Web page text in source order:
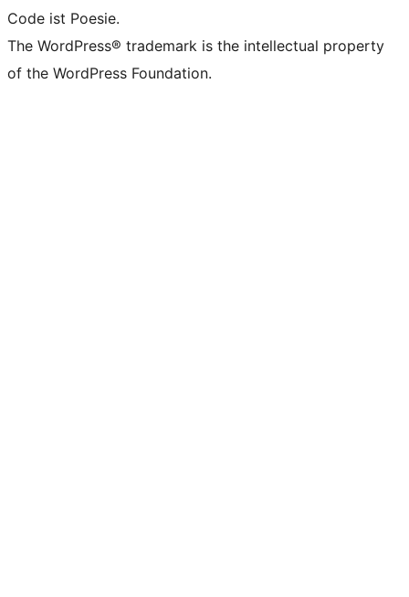
Code ist Poesie.
The WordPress® trademark is the intellectual property
of the WordPress Foundation.